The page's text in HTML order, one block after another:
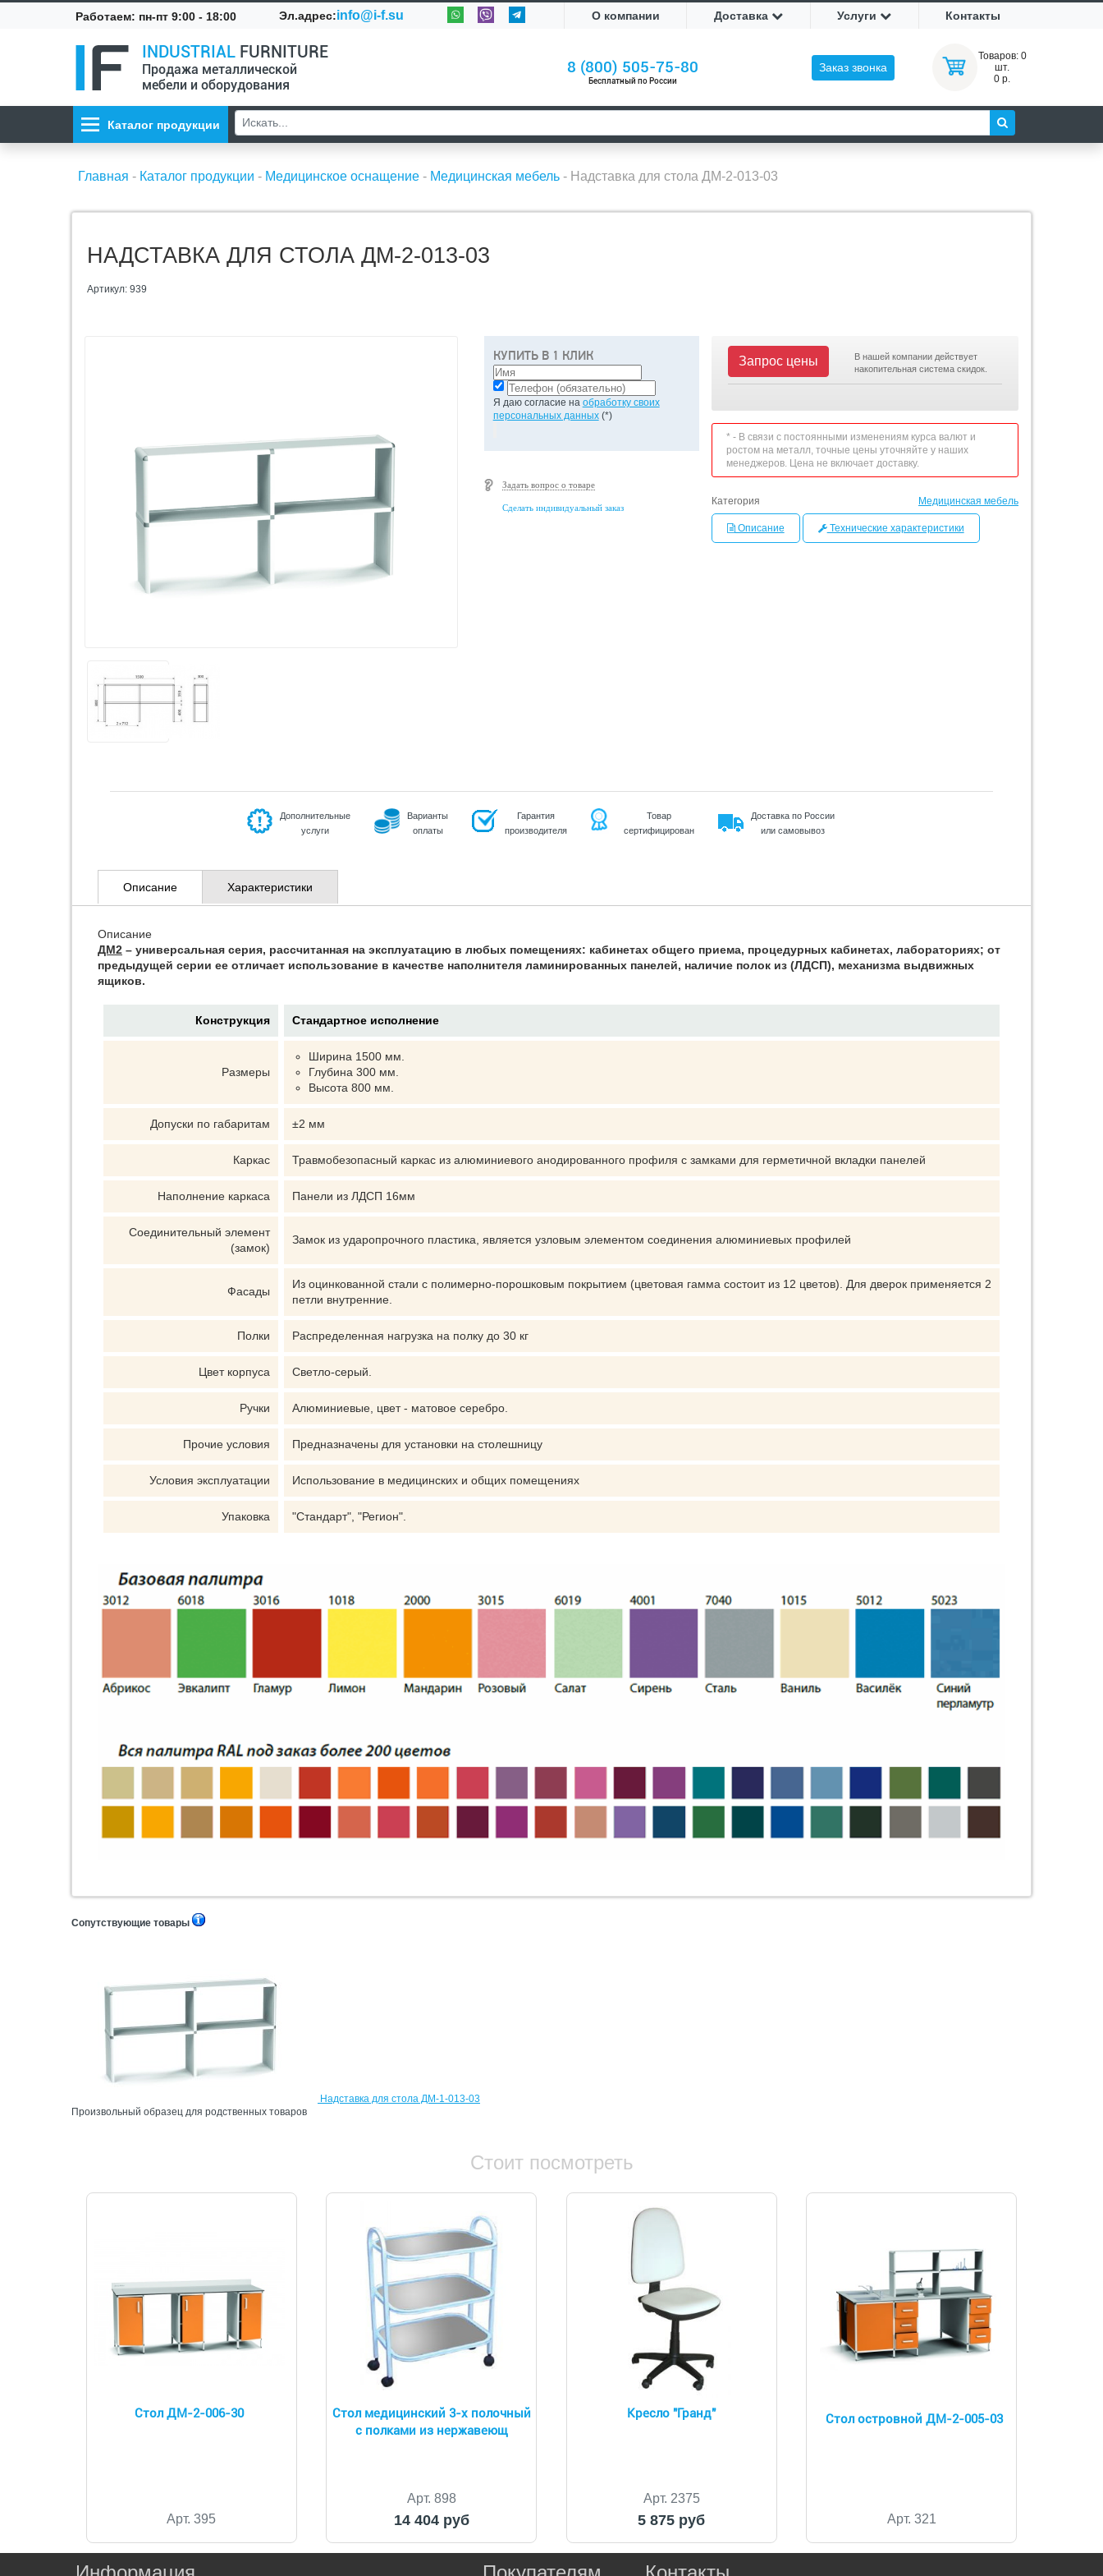
Работаем: пн-пт 9:00 - 18:00 Эл.адрес:info@i-f.su О компании Доставка Услуги Контакты
INDUSTRIAL FURNITURE
Продажа металлической
мебели и оборудования
8 (800) 505-75-80
Бесплатный по России
Заказ звонка
Товаров: 0
шт.
0 р.
Каталог продукции
Главная - Каталог продукции - Медицинское оснащение - Медицинская мебель - Надставка для стола ДМ-2-013-03
НАДСТАВКА ДЛЯ СТОЛА ДМ-2-013-03
Артикул: 939
КУПИТЬ В 1 КЛИК
Я даю согласие на обработку своих
персональных данных(*)
Задать вопрос о товаре
Сделать индивидуальный заказ
Запрос цены
В нашей компании действует
накопительная система скидок.
* - В связи с постоянными изменениям курса валют и
ростом на металл, точные цены уточняйте у наших
менеджеров. Цена не включает доставку.
Категория Медицинская мебель
Описание Технические характеристики
Дополнительные
услуги
Варианты
оплаты
Гарантия
производителя
Товар
сертифицирован
Доставка по России
или самовывоз
Описание Характеристики
Описание
ДМ2 – универсальная серия, рассчитанная на эксплуатацию в любых помещениях: кабинетах общего приема, процедурных кабинетах, лабораториях; от
предыдущей серии ее отличает использование в качестве наполнителя ламинированных панелей, наличие полок из (ЛДСП), механизма выдвижных
ящиков.
Конструкция Стандартное исполнение
Размеры
Ширина 1500 мм.
Глубина 300 мм.
Высота 800 мм.
Допуски по габаритам ±2 мм
Каркас Травмобезопасный каркас из алюминиевого анодированного профиля с замками для герметичной вкладки панелей
Наполнение каркаса Панели из ЛДСП 16мм
Соединительный элемент
(замок)
Замок из ударопрочного пластика, является узловым элементом соединения алюминиевых профилей
Фасады
Из оцинкованной стали с полимерно-порошковым покрытием (цветовая гамма состоит из 12 цветов). Для дверок применяется 2
петли внутренние.
Полки Распределенная нагрузка на полку до 30 кг
Цвет корпуса Светло-серый.
Ручки Алюминиевые, цвет - матовое серебро.
Прочие условия Предназначены для установки на столешницу
Условия эксплуатации Использование в медицинских и общих помещениях
Упаковка "Стандарт", "Регион".
Сопутствующие товары
Надставка для стола ДМ-1-013-03
Произвольный образец для родственных товаров
Стоит посмотреть
Стол ДМ-2-006-30
Арт. 395
Стол медицинский 3-х полочный
с полками из нержавеющ
Арт. 898
14 404 руб
Кресло "Гранд"
Арт. 2375
5 875 руб
Стол островной ДМ-2-005-03
Арт. 321